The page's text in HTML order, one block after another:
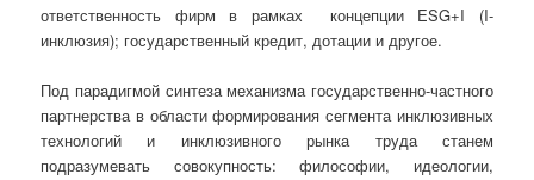
ответственность фирм в рамках концепции ESG+I (I-
инклюзия); государственный кредит, дотации и другое.
Под парадигмой синтеза механизма государственно-частного
партнерства в области формирования сегмента инклюзивных
технологий и инклюзивного рынка труда станем
подразумевать совокупность: философии, идеологии,